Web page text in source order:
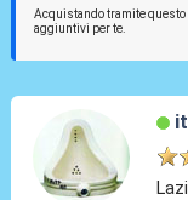
Acquistando tramite
aggiuntivi per te.